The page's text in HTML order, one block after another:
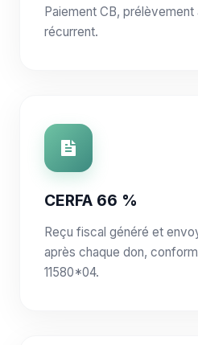
Paiement CB, prélèvement
récurrent.
CERFA 66 %
Reçu fiscal généré et
après chaque don,
11580*04.